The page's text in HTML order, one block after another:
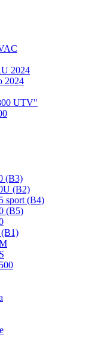
2024
2024
UTV"
(B3)
(B2)
sport (B4)
(B5)
(B1)